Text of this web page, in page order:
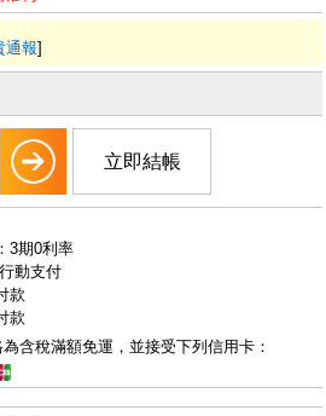
通報]
立即結帳
3期0利率
動支付
款
款
含稅滿額免運，並接受下列信用卡：